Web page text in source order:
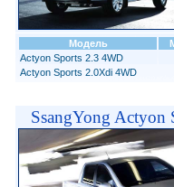
Модель
Actyon Sports 2.3 4WD
Actyon Sports 2.0Xdi 4WD
SsangYong Actyon